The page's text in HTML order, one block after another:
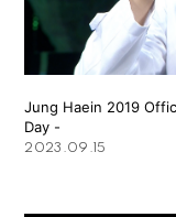
Jung Haein 2019
Day -
2023.09.15